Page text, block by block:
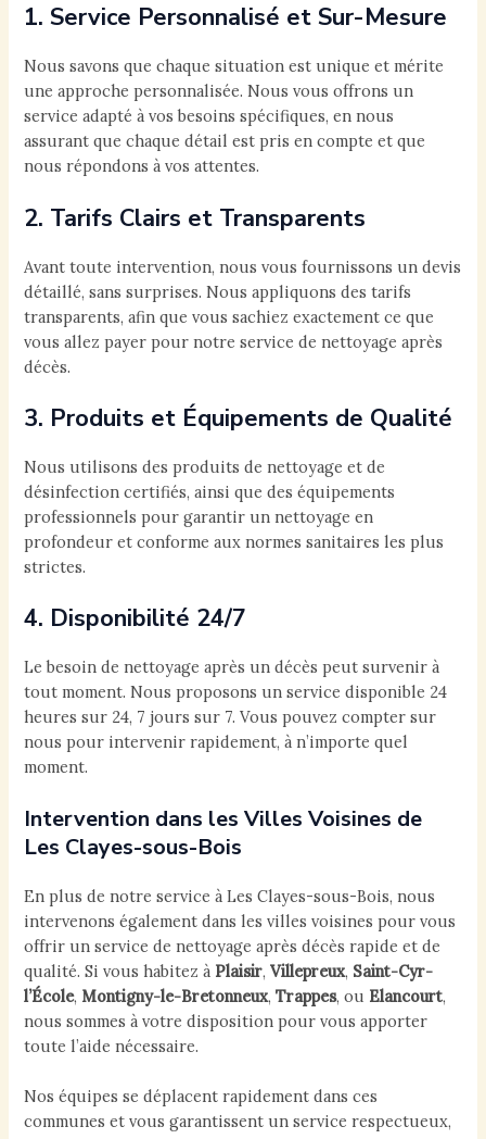
1. Service Personnalisé et Sur-Mesure
Nous savons que chaque situation est unique et mérite
une approche personnalisée. Nous vous offrons un
service adapté à vos besoins spécifiques, en nous
assurant que chaque détail est pris en compte et que
nous répondons à vos attentes.
2. Tarifs Clairs et Transparents
Avant toute intervention, nous vous fournissons un devis
détaillé, sans surprises. Nous appliquons des tarifs
transparents, afin que vous sachiez exactement ce que
vous allez payer pour notre service de nettoyage après
décès.
3. Produits et Équipements de Qualité
Nous utilisons des produits de nettoyage et de
désinfection certifiés, ainsi que des équipements
professionnels pour garantir un nettoyage en
profondeur et conforme aux normes sanitaires les plus
strictes.
4. Disponibilité 24/7
Le besoin de nettoyage après un décès peut survenir à
tout moment. Nous proposons un service disponible 24
heures sur 24, 7 jours sur 7. Vous pouvez compter sur
nous pour intervenir rapidement, à n’importe quel
moment.
Intervention dans les Villes Voisines de
Les Clayes-sous-Bois
En plus de notre service à Les Clayes-sous-Bois, nous
intervenons également dans les villes voisines pour vous
offrir un service de nettoyage après décès rapide et de
qualité. Si vous habitez à Plaisir,Villepreux, Saint-Cyr-
l’École, Montigny-le-Bretonneux,Trappes, ou Elancourt,
nous sommes à votre disposition pour vous apporter
toute l’aide nécessaire.
Nos équipes se déplacent rapidement dans ces
communes et vous garantissent un service respectueux,